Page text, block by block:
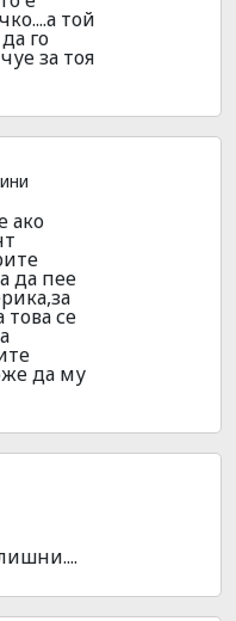
той
го
за тоя
ако
да пее
се
да му